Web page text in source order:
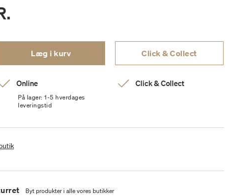
Læg i kurv Click & Collect
Online
På lager: 1-5 hverdages
leveringstid
Click & Collect
Byt produkter i alle vores butikker